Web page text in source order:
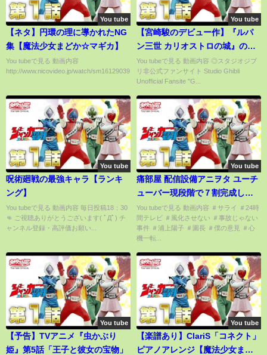
You tube
【ネタ】円環の理に導かれたNG
集【魔法少女まどか☆マギカ】
You tubeで見る 動画内容
http://www.nicovideo.jp/watch/sm16129039...
You tube
【宮崎駿のデビュー作】『ルパ
ン三世 カリオストロの城』の驚
異的な製作スケジュール！【ジ
ブリ】
You tubeで見る 動画内容 ◎スタジオジブ
リ非公式ファンサイト Studio Ghibli
Unofficial Fansite "G...
You tube
呪術廻戦の最強キャラ【ランキ
ング】
You tubeで見る 動画内容 毎日投稿18：30
👊 ご視聴ありがとうございます( ﾟДﾟ) チ
ャンネル登録・高評価お願い...
You tube
痛部屋 配信設備アニヲタ ユーチ
ューバー現段階で７割完成した
のでこの部屋のラスト公開！
You tubeで見る 動画内容 ＃サライ ＃24時
間テレビ ＃風化させない ＃事故じゃない
事件 ＃浦上陽子 ＃園長 ＃僕の意見 ＃心
機一転...
You tube
【予告】TVアニメ『虫かぶり
姫』第5話「王子と彼女の宝物」
You tube
【楽譜あり】ClariS「コネクト」
ピアノアレンジ【魔法少女まど